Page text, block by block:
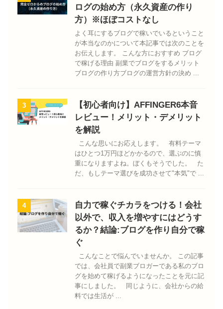
ログの始め方（永久資産の作り
方）※ほぼコストなし
よく耳にするブログで稼いでいるということ
が本当なのかについて本記事では次のことを
お伝えします。 こんな方におすすめ ブログ
で稼げる理由 副業でブログをするメリット
ブログの作り方ブログの運営方針の決め ...
3
【初心者向け】AFFINGER6本音
レビュー！メリット・デメリット
を解説
こんな思いにお応えします。 有料テーマ
はひとつ1万円ほどかかるので、選ぶのに慎
重になりますよね。ぼくもそうでした。 た
だ、もしテーマ選びを成功させて"本気"で ...
4
自力で稼ぐチカラをつける！会社
以外で、収入を増やすにはどうす
るか？結論:ブログを作り自分で稼
ぐ
こんなことで悩んでいませんか。 この記事
では、会社員で副業ブロガーである私のブロ
グを始めて稼げるようになったことを元に記
事にしました。 同じように、会社からの給
料では生活が ...